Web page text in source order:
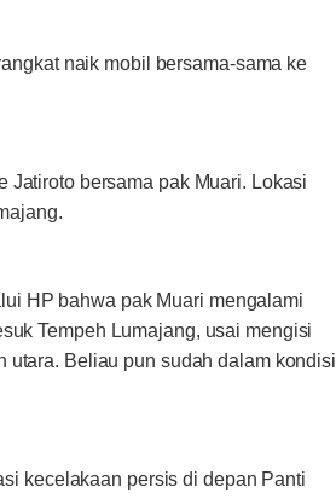
naik mobil bersama-sama ke
Jatiroto bersama pak Muari. Lokasi
HP bahwa pak Muari mengalami
Tempeh Lumajang, usai mengisi
utara. Beliau pun sudah dalam kondisi
kecelakaan persis di depan Panti